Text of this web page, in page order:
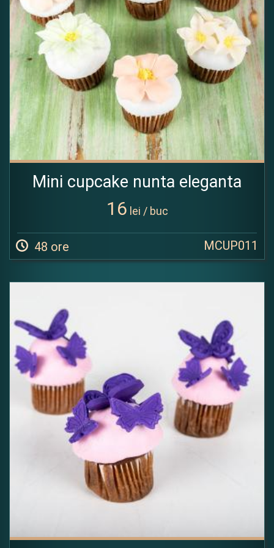
Mini cupcake nunta eleganta
16 lei / buc
48 ore MCUP011